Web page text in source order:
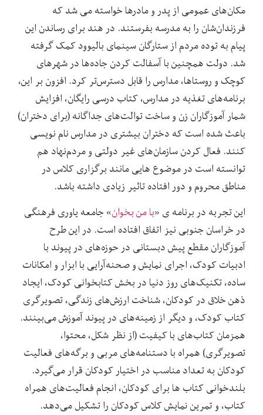
مکان‌های عمومی از پدر و مادرها خواسته ‌می شد که
فرزندان‌شان را به مدرسه بفرستند. در هند برای رساندن این
پیام به توده مردم از ستارگان سینمای بالیوود کمک گرفته
شد. دولت همچنین با آسفالت کردن جاده‌ها در شهرهای
کوچک و روستاها، مدارس را قابل دسترس‌تر کرد. افزون بر این،
برنامه‌های تغذیه در مدارس، کتاب درسی رایگان، افزایش
شمار آموزگاران زن و ساخت توالت‌های جداگانه (برای دختران)
باعث شده است که دختران بیشتری در مدارس نام نویسی
کنند. فعال کردن سازمان‌های غیر دولتی و مردم‌نهاد هم
توانسته است در موضوع هایی مانند برگزاری کلاس در
مناطق محروم و دور افتاده تاثیر زیادی داشته باشد.
این تجربه در برنامه ی «با من بخوان» جامعه یاوری فرهنگی
در خراسان جنوبی نیز اتفاق افتاده است. در این طرح
آموزگاران مقطع پیش دبستانی در حوزه‌های در پیوند با
ادبیات کودک، اجرای نمایش و صحنه‌آرایی با ابزار و امکانات
ساده، تکنیک‌های روز دنیا در بخش کتابخوانی کودک، ایجاد
ذهن خلاق در کودکان، شناخت ارزش‌های زندگی، تصویرگری
کتاب کودک، و دیگر از زمینه‌های در پیوند آموزش می‌بینند.
همزمان کتاب‌های با کیفیت (از نظر شکل، محتوا،
تصویرگری) همراه با دستنامه‌های مربی و برگه‌های فعالیت‌
کودکان به تعداد مناسب در اختیار کودکان قرار می‌گیرد.
بلندخوانی کتاب ها برای کودکان، انجام فعالیت‌های همراه
کتاب، و تمرین نمایش کلاس کودکان را تشکیل می‌دهد.